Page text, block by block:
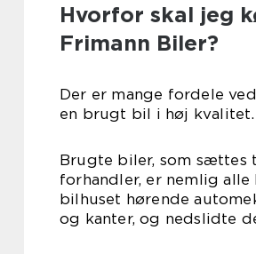
Hvorfor skal jeg
Frimann Biler?
Der er mange fordele
en brugt bil i høj kvalitet.
Brugte biler, som sættes
forhandler, er nemlig
bilhuset hørende
og kanter, og nedslidte